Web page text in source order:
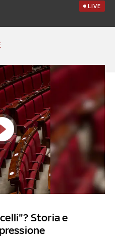
LIVE
Storia e